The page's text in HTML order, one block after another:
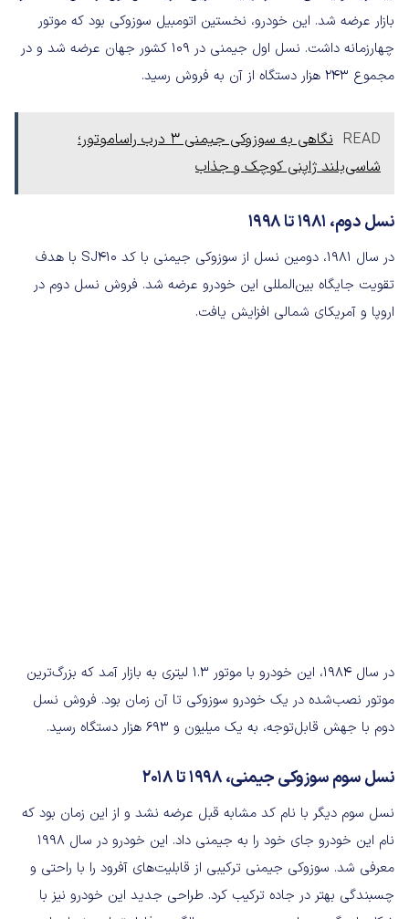
بازار عرضه شد. این خودرو، نخستین اتومبیل سوزوکی بود که موتور
چهارزمانه داشت. نسل اول جیمنی در ۱۰۹ کشور جهان عرضه شد و در
مجموع ۲۴۳ هزار دستگاه از آن به فروش رسید.
READ
نگاهی به سوزوکی جیمنی ۳ درب راساموتور؛
شاسی‌بلند ژاپنی کوچک و جذاب
نسل دوم، ۱۹۸۱ تا ۱۹۹۸
در سال ۱۹۸۱، دومین نسل از سوزوکی جیمنی با کد SJ410 با هدف
تقویت جایگاه بین‌المللی این خودرو عرضه شد. فروش نسل دوم در
اروپا و آمریکای شمالی افزایش یافت.
در سال ۱۹۸۴، این خودرو با موتور ۱.۳ لیتری به بازار آمد که بزرگ‌ترین
موتور نصب‌شده در یک خودرو سوزوکی تا آن زمان بود. فروش نسل
دوم با جهش قابل‌توجه، به یک میلیون و ۶۹۳ هزار دستگاه رسید.
نسل سوم سوزوکی جیمنی، ۱۹۹۸ تا ۲۰۱۸
نسل سوم دیگر با نام کد مشابه قبل عرضه نشد و از این زمان بود که
نام این خودرو جای خود را به جیمنی داد. این خودرو در سال ۱۹۹۸
معرفی شد. سوزوکی جیمنی ترکیبی از قابلیت‌های آفرود را با راحتی و
چسبندگی بهتر در جاده ترکیب کرد. طراحی جدید این خودرو نیز با